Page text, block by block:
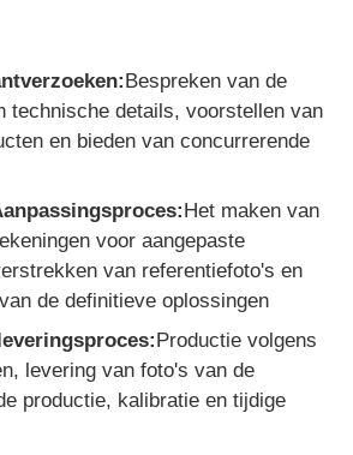
Bespreken van de
technische details, voorstellen van
en bieden van concurrerende
Het maken van
voor aangepaste
van referentiefoto's en
de definitieve oplossingen
Productie volgens
levering van foto's van de
productie, kalibratie en tijdige